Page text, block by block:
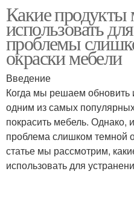
Какие
использовать
проблемы
окраски мебели
Введение
Когда мы решаем обновить
одним из самых
покрасить мебель. Однако,
проблема слишком темной
статье мы рассмотрим,
использовать для